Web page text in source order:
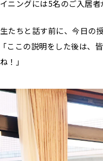
ニングには5名のご入居者
たちと話す前に、今日の
ここの説明をした後は、
！」